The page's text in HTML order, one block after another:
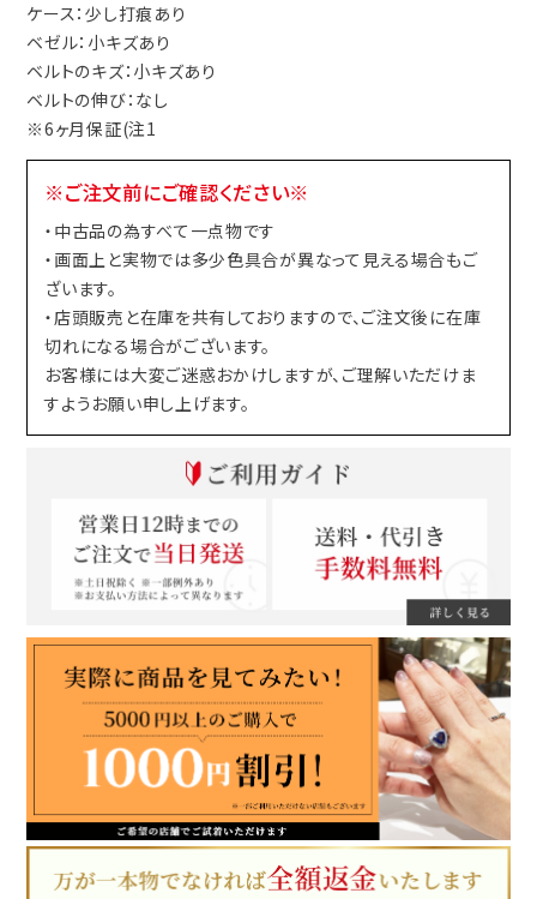
ケース：少し打痕あり
ベゼル：小キズあり
ベルトのキズ：小キズあり
ベルトの伸び：なし
※6ヶ月保証(注1
※ご注文前にご確認ください※
・中古品の為すべて一点物です
・画面上と実物では多少色具合が異なって見える場合もご
ざいます。
・店頭販売と在庫を共有しておりますので、ご注文後に在庫
切れになる場合がございます。
お客様には大変ご迷惑おかけしますが、ご理解いただけま
すようお願い申し上げます。